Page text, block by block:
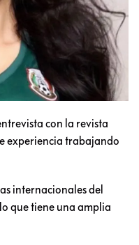
con la revista
experiencia trabajando
internacionales del
que tiene una amplia